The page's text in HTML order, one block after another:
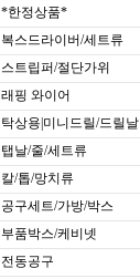
*한정상품*
복스드라이버/세트류
스트립퍼/절단가위
래핑 와이어
탁상용|미니드릴/드릴날
탭날/줄/세트류
칼/톱/망치류
공구세트/가방/박스
부품박스/케비넷
전동공구